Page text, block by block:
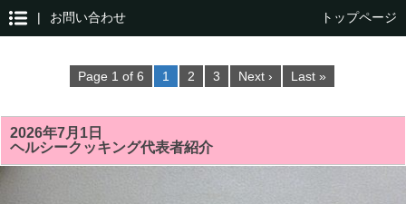
| お問い合わせ トップページ
Page 1 of 6 1 2 3 Next › Last »
2026年7月1日
ヘルシークッキング代表者紹介